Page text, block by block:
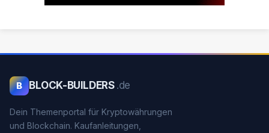
B BLOCK-BUILDERS .de
Dein Themenportal für Kryptowährungen
und Blockchain. Kaufanleitungen,